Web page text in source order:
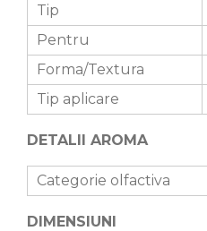
Tip
Pentru
Forma/Textura
Tip aplicare
DETALII AROMA
Categorie olfactiva
DIMENSIUNI